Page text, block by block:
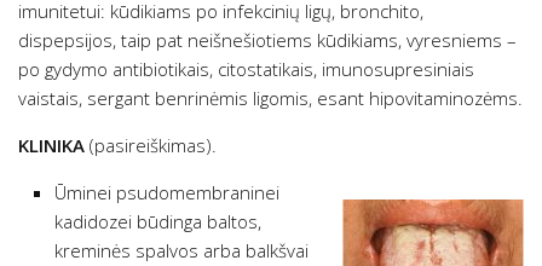
imunitetui: kūdikiams po infekcinių ligų, bronchito,
dispepsijos, taip pat neišnešiotiems kūdikiams, vyresniems –
po gydymo antibiotikais, citostatikais, imunosupresiniais
vaistais, sergant benrinėmis ligomis, esant hipovitaminozėms.
KLINIKA (pasireiškimas).
Ūminei psudomembraninei
kadidozei būdinga baltos,
kreminės spalvos arba balkšvai